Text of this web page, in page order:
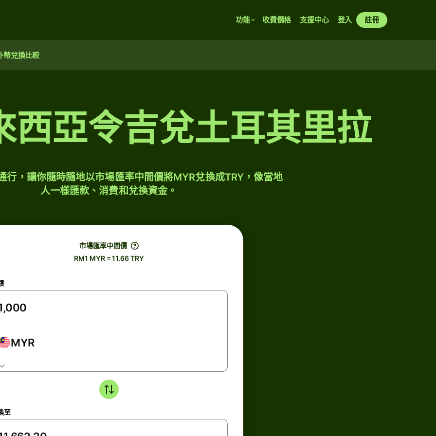
功能 收費價格 支援中心 登入 註冊
幣兌換比較
西亞令吉兌土耳其里拉
行，讓你隨時隨地以市場匯率中間價將MYR兌換成TRY，像當地
人一樣匯款、消費和兌換資金。
市場匯率中間價
RM1 MYR = 11.66 TRY
MYR
至